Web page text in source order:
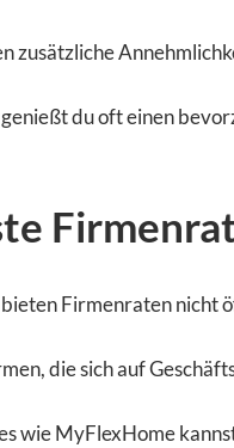
zusätzliche
du oft einen
Firmenraten nicht
die sich auf
wie MyFlexHome